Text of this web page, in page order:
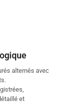
alternés avec
et